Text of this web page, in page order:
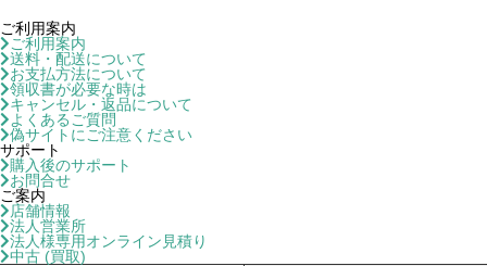
ご利用案内
ご利用案内
送料・配送について
お支払方法について
領収書が必要な時は
キャンセル・返品について
よくあるご質問
偽サイトにご注意ください
サポート
購入後のサポート
お問合せ
ご案内
店舗情報
法人営業所
法人様専用オンライン見積り
中古 (買取)